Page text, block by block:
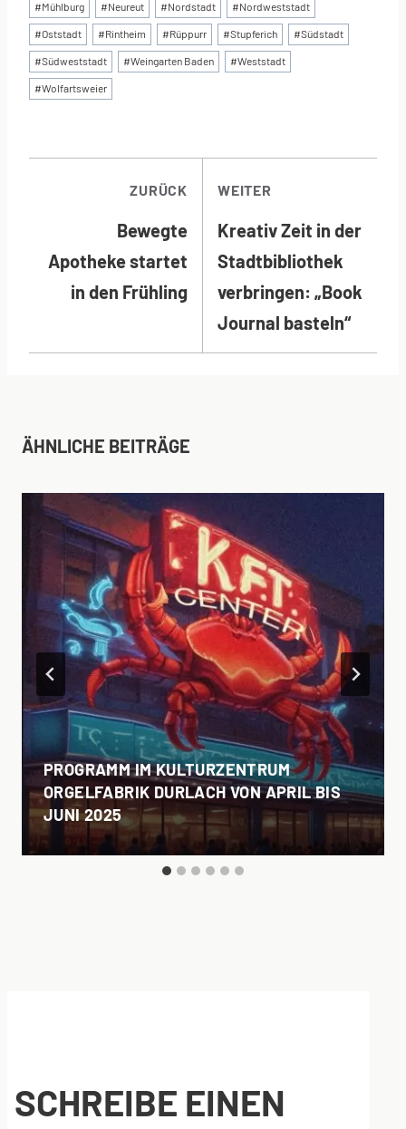
#Mühlburg #Neureut #Nordstadt #Nordweststadt
#Oststadt #Rintheim #Rüppurr #Stupferich #Südstadt
#Südweststadt #Weingarten Baden #Weststadt
#Wolfartsweier
ZURÜCK
Bewegte
Apotheke startet
in den Frühling
WEITER
Kreativ Zeit in der
Stadtbibliothek
verbringen: „Book
Journal basteln“
ÄHNLICHE BEITRÄGE
PROGRAMM IM KULTURZENTRUM
ORGELFABRIK DURLACH VON APRIL BIS
JUNI 2025
SCHREIBE EINEN